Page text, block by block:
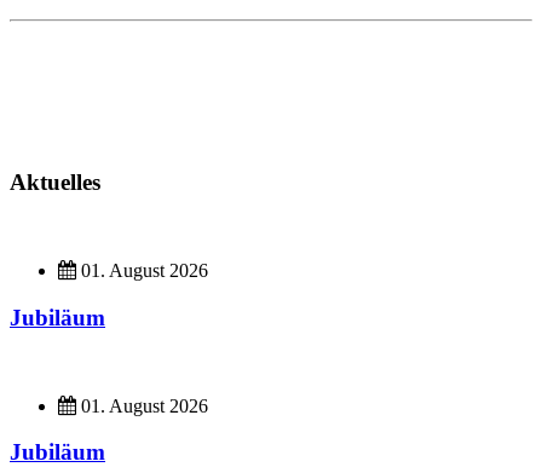
Aktuelles
01. August 2026
Jubiläum
01. August 2026
Jubiläum